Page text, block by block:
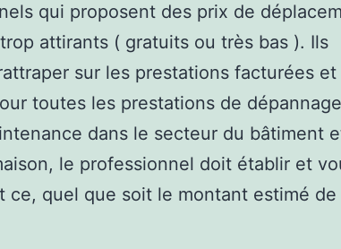
qui proposent des prix de
attirants ( gratuits ou très bas ). Ils
sur les prestations facturées et
toutes les prestations de
dans le secteur du bâtiment
le professionnel doit établir et
ce, quel que soit le montant estimé de